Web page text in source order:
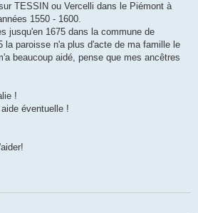
TESSIN ou Vercelli dans le Piémont à
1550 - 1600.
jusqu'en 1675 dans la commune de
la paroisse n'a plus d'acte de ma famille le
beaucoup aidé, pense que mes ancêtres
!
éventuelle !